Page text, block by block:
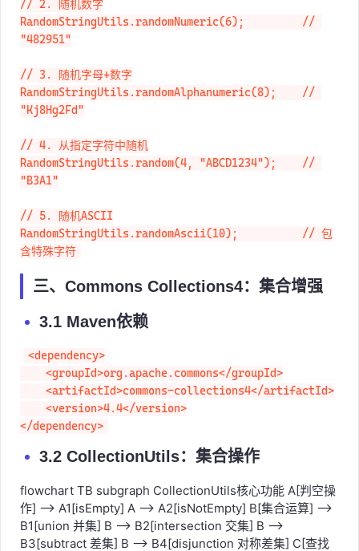
// 2. 随机数字
RandomStringUtils.randomNumeric(6);         //
// 3. 随机字母+数字
RandomStringUtils.randomAlphanumeric(8);    //
// 4. 从指定字符中随机
RandomStringUtils.random(4, "ABCD1234");    //
// 5. 随机ASCII
RandomStringUtils.randomAscii(10);          // 包
<dependency>
    <version>4.4</version>
flowchart TB subgraph CollectionUtils核心功能 A[判空操
作] --> A1[isEmpty] A --> A2[isNotEmpty] B[集合运算] -->
B1[union 并集] B --> B2[intersection 交集] B -->